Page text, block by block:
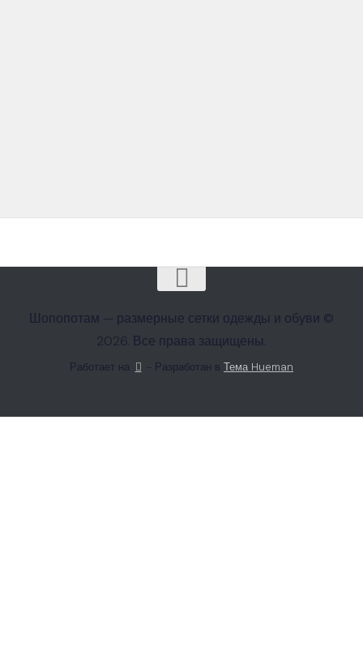
Шопопотам — размерные сетки одежды и обуви ©
2026. Все права защищены.
Работает на - Разработан вТема Hueman